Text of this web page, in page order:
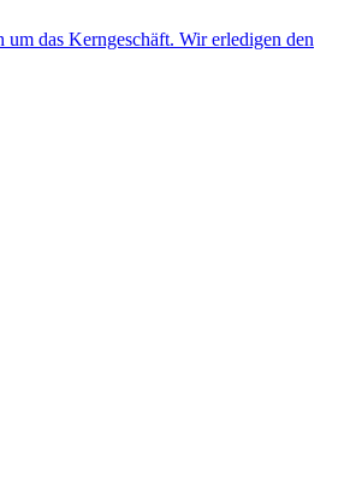
um das Kerngeschäft. Wir erledigen den